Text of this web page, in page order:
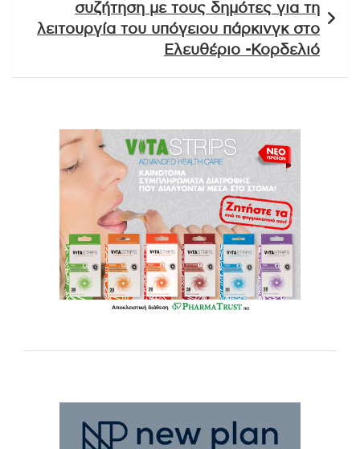
συζήτηση με τους δημότες για τη
λειτουργία του υπόγειου πάρκινγκ στο
Ελευθέριο -Κορδελιό